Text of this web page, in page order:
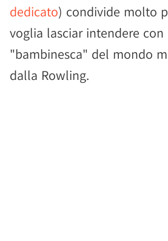
dedicato) condivide molto
voglia lasciar intendere con
"bambinesca" del mondo
dalla Rowling.